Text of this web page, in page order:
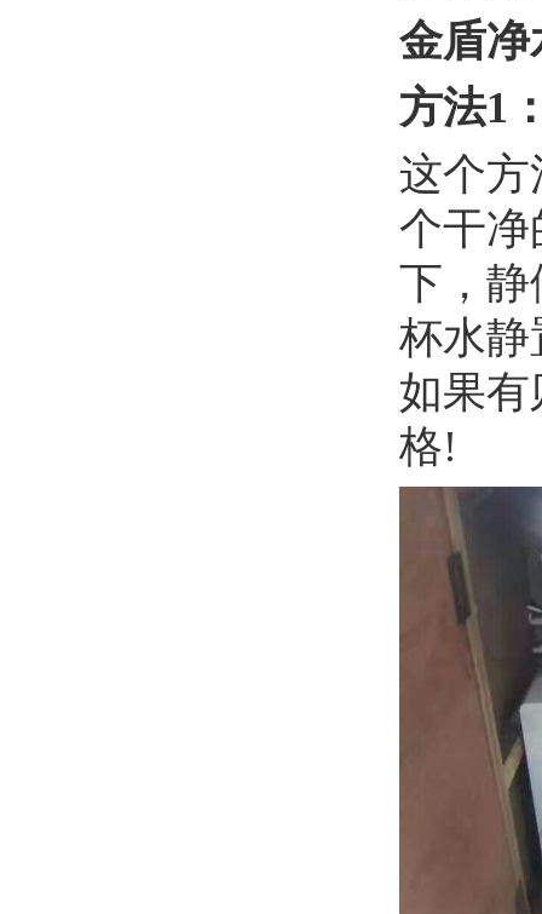
金盾净
方法1
这个方
个干净
下，静
杯水静
如果
格!